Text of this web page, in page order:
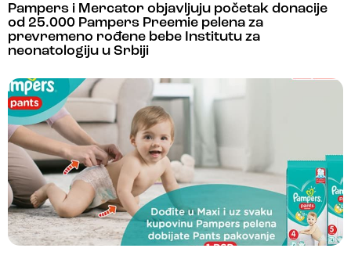
Pampers i Mercator objavljuju početak donacije
od 25.000 Pampers Preemie pelena za
prevremeno rođene bebe Institutu za
neonatologiju u Srbiji